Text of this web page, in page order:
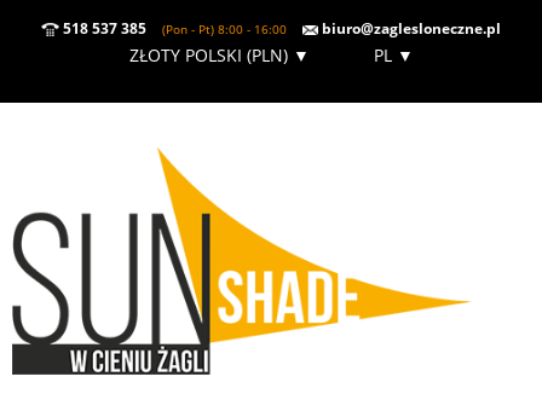
518 537 385 (Pon - Pt) 8:00 - 16:00 biuro@zaglesloneczne.pl
ZŁOTY POLSKI (PLN)▼ PL ▼